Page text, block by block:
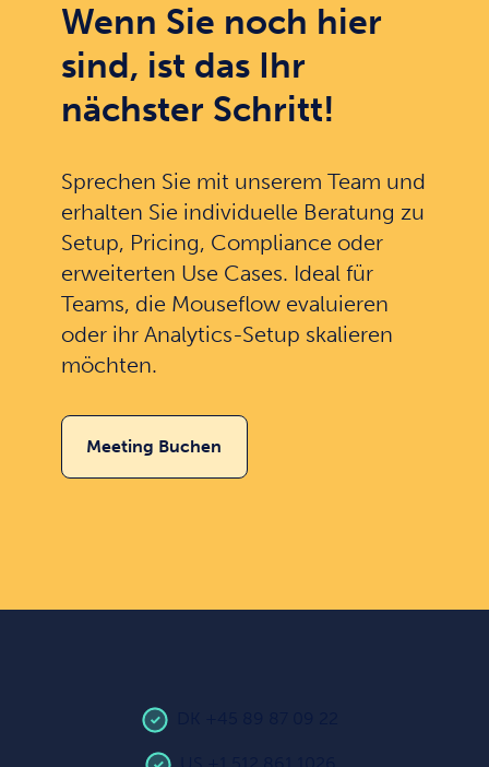
Wenn Sie noch hier
sind, ist das Ihr
nächster Schritt!
Sprechen Sie mit unserem Team und
erhalten Sie individuelle Beratung zu
Setup, Pricing, Compliance oder
erweiterten Use Cases. Ideal für
Teams, die Mouseflow evaluieren
oder ihr Analytics-Setup skalieren
möchten.
Meeting Buchen